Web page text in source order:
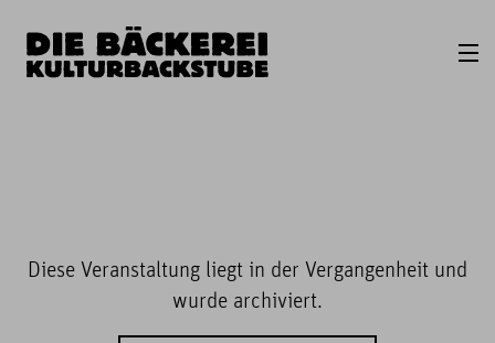
Diese Veranstaltung liegt in der Vergangenheit und
wurde archiviert.